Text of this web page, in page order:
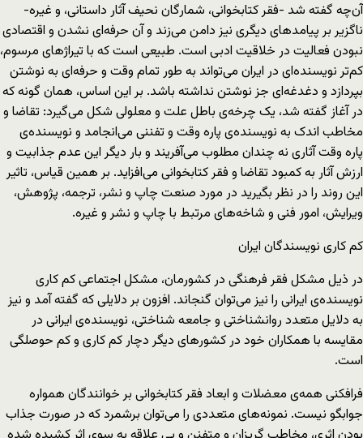
آن‌چه گفته شد -فقر کتابخوانی، شمارگان نحیف آثار داستانی، و غیره-
ناگزیر بر پیامدهای دیگری نیز دامن می‌زند و آن حرفه‌ای نشدن و اقتصادی
نبودن فعالیت در خلاقیت ادبی است. طبیعی است که با تیراژهای مرسوم،
کم‌تر نویسنده‌ای در ایران می‌تواند به طور تمام وقت و حرفه‌ای به نوشتن
بپردازد و دغدغه‌ای جز نوشتن نداشته باشد. بر این اساس، همان گونه که
در آغاز گفته شد، یک چرخه‌ی باطل علت و معلولی شکل می‌گیرد: تقاضا و
مخاطب اندک به نویسنده‌ی پاره وقت و تفننی می‌انجامد و نویسنده‌ی
پاره وقت آثاری نه چندان مطلوب می‌آفریند و بار دیگر این عدم جذابیت و
ارزش آثار به کمبود تقاضا و فقر کتابخوانی می‌افزاید. بر همین قیاس، تاثیر
این روند را در نظر بگیرید در مورد صنعت چاپ و نشر، ترجمه، پژوهش،
ویرایش، امور فنی و شاخه‌های مرتبط با چاپ و نشر و غیره.
کم کاری نویسندگان ایران
در ذیل مشکل فقر فرهنگی در کشورمان، مشکل اجتماعی کم کاری
نویسنده‌ی ایرانی را نیز می‌توان گنجاند. افزون بر دلایلی که گفته آمد و نیز
به دلایل متعدد روانشناختی و جامعه شناختی، نویسنده‌ی ایرانی در
مقایسه با همکاران خود در کشورهای دیگر دچار کم کاری و کم حوصلگی
است.
فرافکنی همه‌ی معضلات و ابعاد فقر کتابخوانی بر خوانندگان همواره
جوابگو نیست. نمونه‌های متعددی را می‌توان برشمرد که در صورت جذاب